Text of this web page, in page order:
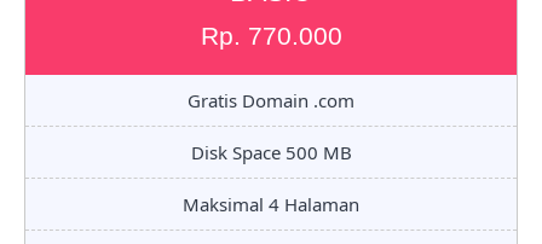
Rp. 770.000
Gratis Domain .com
Disk Space 500 MB
Maksimal 4 Halaman